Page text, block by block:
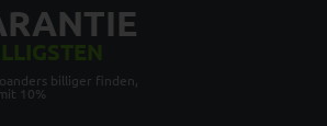
billiger finden,
10%